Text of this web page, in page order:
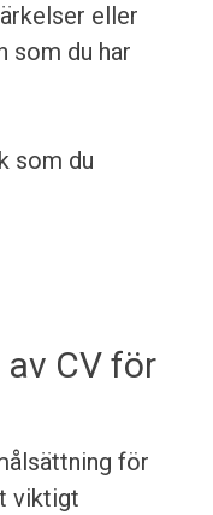
eller
som du har
som du
CV för
för
viktigt